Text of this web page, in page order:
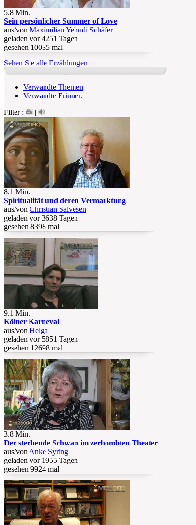
5.8 Min.
Sein persönlicher Summer of Love
aus/von Maximilian Yehudi Schäfer
geladen vor 4251 Tagen
gesehen 10035 mal
Sehen Sie alle Erzählungen
Verwandte Themen
Verwandte Erinner.
Filter :
|
8.1 Min.
Spiritualität und deren Vermarktung
aus/von Christian Salvesen
geladen vor 3638 Tagen
gesehen 8398 mal
9.1 Min.
Kölner Karneval
aus/von Helga
geladen vor 5851 Tagen
gesehen 12698 mal
3.8 Min.
Der sterbende Schwan im zerbombten Theater
aus/von Anke Syring
geladen vor 1955 Tagen
gesehen 9924 mal